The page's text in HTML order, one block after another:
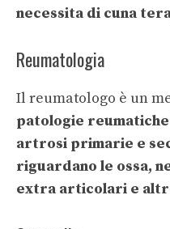
necessita di cuna
Reumatologia
Il reumatologo è un
patologie reumatiche
artrosi primarie e
riguardano le ossa,
extra articolari e